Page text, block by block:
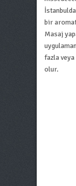
bir
Masaj
fazla veya
olur.